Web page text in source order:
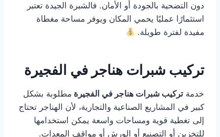
دون التضحية بالجودة أو الأمان. فالشبرة الجيدة تعتبر
استثمارًا عمليًا يحمي المكان ويوفر مساحة مغطاة
مفيدة لفترة طويلة.
تركيب شبرات هناجر في الفجيرة
خدمة تركيب شبرات هناجر في الفجيرة مطلوبة بشكل
كبير في المشاريع الصناعية والتجارية، لأن الهناجر تحتاج
إلى تغطية قوية ومساحات واسعة يمكن استخدامها
للتخزين أو التصنيع أو الورش أو مواقف المعدات.